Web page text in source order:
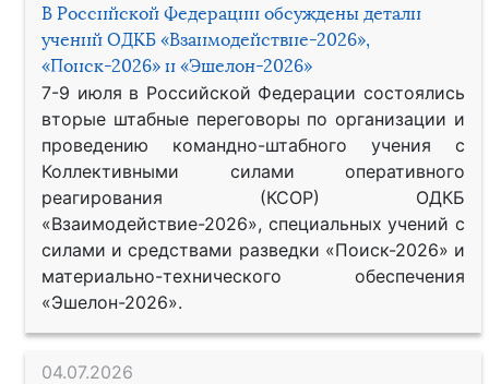
В Российской Федерации обсуждены детали
учений ОДКБ «Взаимодействие-2026»,
«Поиск-2026» и «Эшелон-2026»
7-9 июля в Российской Федерации состоялись
вторые штабные переговоры по организации и
проведению командно-штабного учения с
Коллективными силами оперативного
реагирования (КСОР) ОДКБ
«Взаимодействие-2026», специальных учений с
силами и средствами разведки «Поиск-2026» и
материально-технического обеспечения
«Эшелон-2026».
04.07.2026